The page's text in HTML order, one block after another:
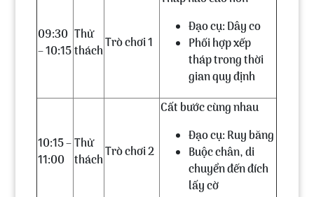
09:30
– 10:15
Thử
tháchTrò chơi 1
Đạo cụ: Dây co
Phối hợp xếp
tháp trong thời
gian quy định
10:15 –
11:00
Thử
tháchTrò chơi 2
Cất bước cùng nhau
Đạo cụ: Ruy băng
Buộc chân, di
chuyển đến đích
lấy cờ